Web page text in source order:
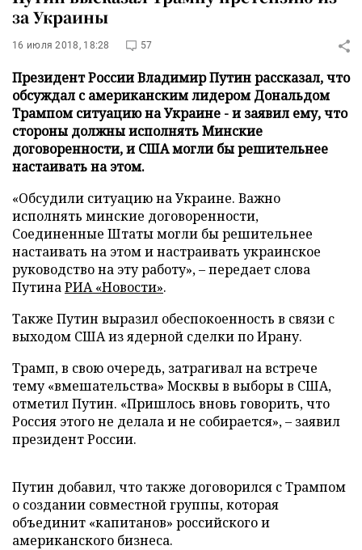
за Украины
16 июля 2018, 18:28 57
Президент России Владимир Путин рассказал, что
обсуждал с американским лидером Дональдом
Трампом ситуацию на Украине - и заявил ему, что
стороны должны исполнять Минские
договоренности, и США могли бы решительнее
настаивать на этом.
«Обсудили ситуацию на Украине. Важно
исполнять минские договоренности,
Соединенные Штаты могли бы решительнее
настаивать на этом и настраивать украинское
руководство на эту работу», – передает слова
ПутинаРИА «Новости».
Также Путин выразил обеспокоенность в связи с
выходом США из ядерной сделки по Ирану.
Трамп, в свою очередь, затрагивал на встрече
тему «вмешательства» Москвы в выборы в США,
отметил Путин. «Пришлось вновь говорить, что
Россия этого не делала и не собирается», – заявил
президент России.
Путин добавил, что также договорился с Трампом
о создании совместной группы, которая
объединит «капитанов» российского и
американского бизнеса.